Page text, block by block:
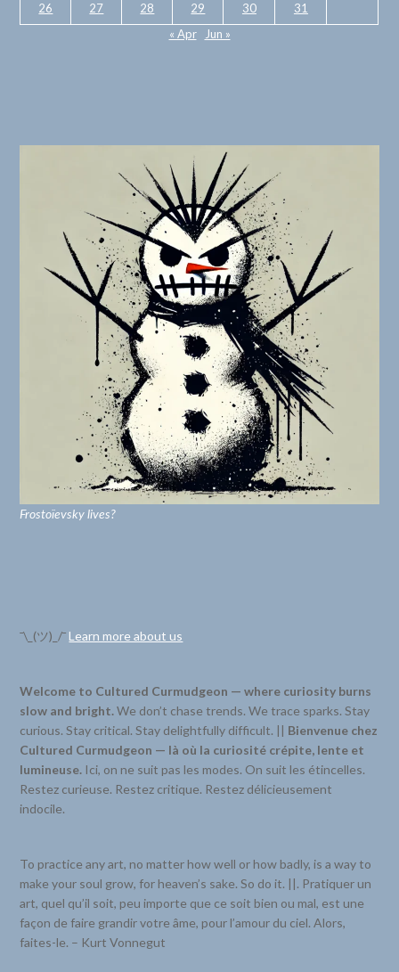
26 27 28 29 30
31
« Apr
Jun »
Frostoïevsky lives?
¯\_(ツ)_/¯Learn more about us
Welcome to Cultured Curmudgeon — where curiosity burns
slow and bright.We don’t chase trends. We trace sparks. Stay
curious. Stay critical. Stay delightfully difficult. || Bienvenue chez
Cultured Curmudgeon — là où la curiosité crépite, lente et
lumineuse. Ici, on ne suit pas les modes. On suit les étincelles.
Restez curieuse. Restez critique. Restez délicieusement
indocile.
To practice any art, no matter how well or how badly, is a way to
make your soul grow, for heaven’s sake. So do it. ||. Pratiquer un
art, quel qu’il soit, peu importe que ce soit bien ou mal, est une
façon de faire grandir votre âme, pour l’amour du ciel. Alors,
faites-le. – Kurt Vonnegut